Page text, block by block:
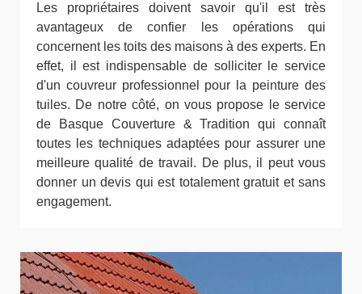
Les propriétaires doivent savoir qu'il est très
avantageux de confier les opérations qui
concernent les toits des maisons à des experts. En
effet, il est indispensable de solliciter le service
d'un couvreur professionnel pour la peinture des
tuiles. De notre côté, on vous propose le service
de Basque Couverture & Tradition qui connaît
toutes les techniques adaptées pour assurer une
meilleure qualité de travail. De plus, il peut vous
donner un devis qui est totalement gratuit et sans
engagement.